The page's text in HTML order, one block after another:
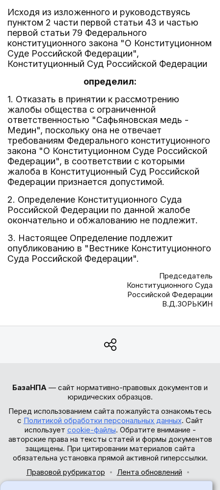
Исходя из изложенного и руководствуясь
пунктом 2 части первой статьи 43 и частью
первой статьи 79 Федерального
конституционного закона "О Конституционном
Суде Российской Федерации",
Конституционный Суд Российской Федерации
определил:
1. Отказать в принятии к рассмотрению
жалобы общества с ограниченной
ответственностью "Сафьяновская медь -
Медин", поскольку она не отвечает
требованиям Федерального конституционного
закона "О Конституционном Суде Российской
Федерации", в соответствии с которыми
жалоба в Конституционный Суд Российской
Федерации признается допустимой.
2. Определение Конституционного Суда
Российской Федерации по данной жалобе
окончательно и обжалованию не подлежит.
3. Настоящее Определение подлежит
опубликованию в "Вестнике Конституционного
Суда Российской Федерации".
Председатель
Конституционного Суда
Российской Федерации
В.Д.ЗОРЬКИН
БазаНПА — сайт нормативно-правовых документов и
юридических образцов.
Перед использованием сайта пожалуйста ознакомьтесь
с Политикой обработки персональных данных. Сайт
использует cookie-файлы. Обратите внимание -
авторские права на тексты статей и формы документов
защищены. При цитировании материалов сайта
обязательна установка прямой активной гиперссылки.
Правовой рубрикатор
Лента обновлений